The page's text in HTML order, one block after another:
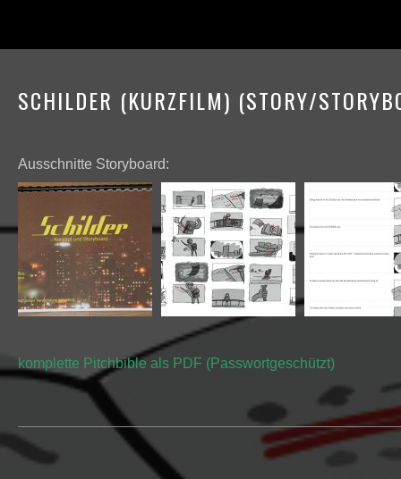
SCHILDER (KURZFILM) (STORY/
Ausschnitte Storyboard:
komplette Pitchbible als PDF (Passwortgeschützt)